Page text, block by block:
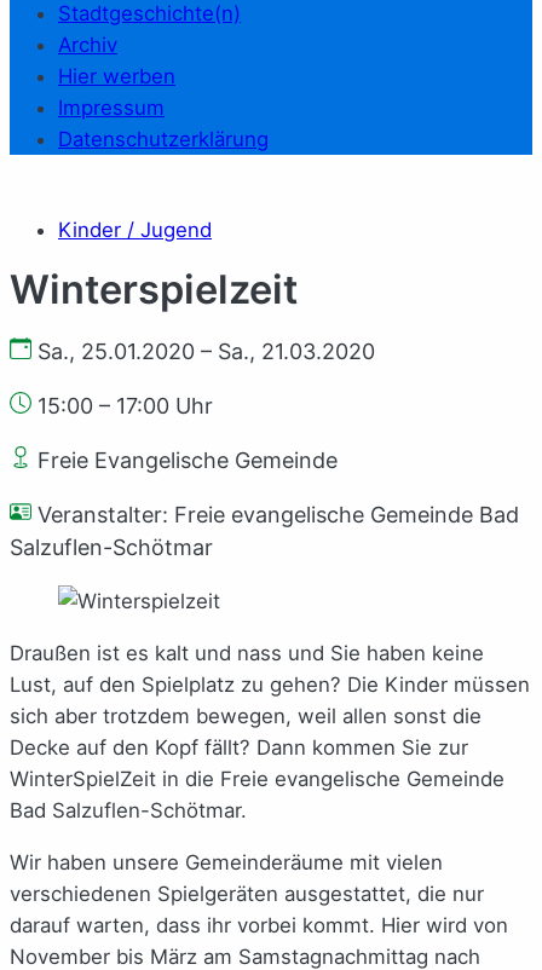
Stadtgeschichte(n)
Archiv
Hier werben
Impressum
Datenschutzerklärung
Kinder / Jugend
Win­ter­spiel­zeit
Sa., 25.01.2020 – Sa., 21.03.2020
15:00 – 17:00 Uhr
Freie Evangelische Gemeinde
Veranstalter: Freie evangelische Gemeinde Bad
Salzuflen-Schötmar
Draußen ist es kalt und nass und Sie haben keine
Lust, auf den Spielplatz zu gehen? Die Kinder müssen
sich aber trotzdem bewegen, weil allen sonst die
Decke auf den Kopf fällt? Dann kommen Sie zur
WinterSpielZeit in die Freie evangelische Gemeinde
Bad Salzuflen-Schötmar.
Wir haben unsere Gemeinderäume mit vielen
verschiedenen Spielgeräten ausgestattet, die nur
darauf warten, dass ihr vorbei kommt. Hier wird von
November bis März am Samstagnachmittag nach